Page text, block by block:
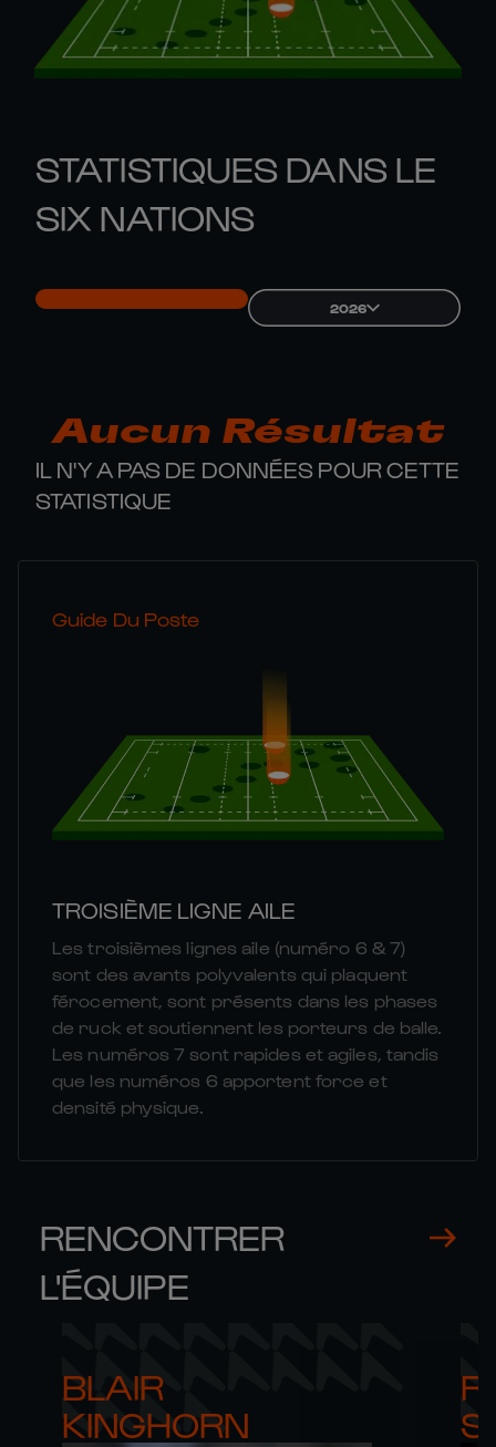
STATISTIQUES DANS LE
SIX NATIONS
2026
Aucun Résultat
IL N'Y A PAS DE DONNÉES POUR CETTE
STATISTIQUE
Guide Du Poste
TROISIÈME LIGNE AILE
Les troisièmes lignes aile (numéro 6 & 7)
sont des avants polyvalents qui plaquent
férocement, sont présents dans les phases
de ruck et soutiennent les porteurs de balle.
Les numéros 7 sont rapides et agiles, tandis
que les numéros 6 apportent force et
densité physique.
RENCONTRER
L'ÉQUIPE
BLAIR
KINGHORN